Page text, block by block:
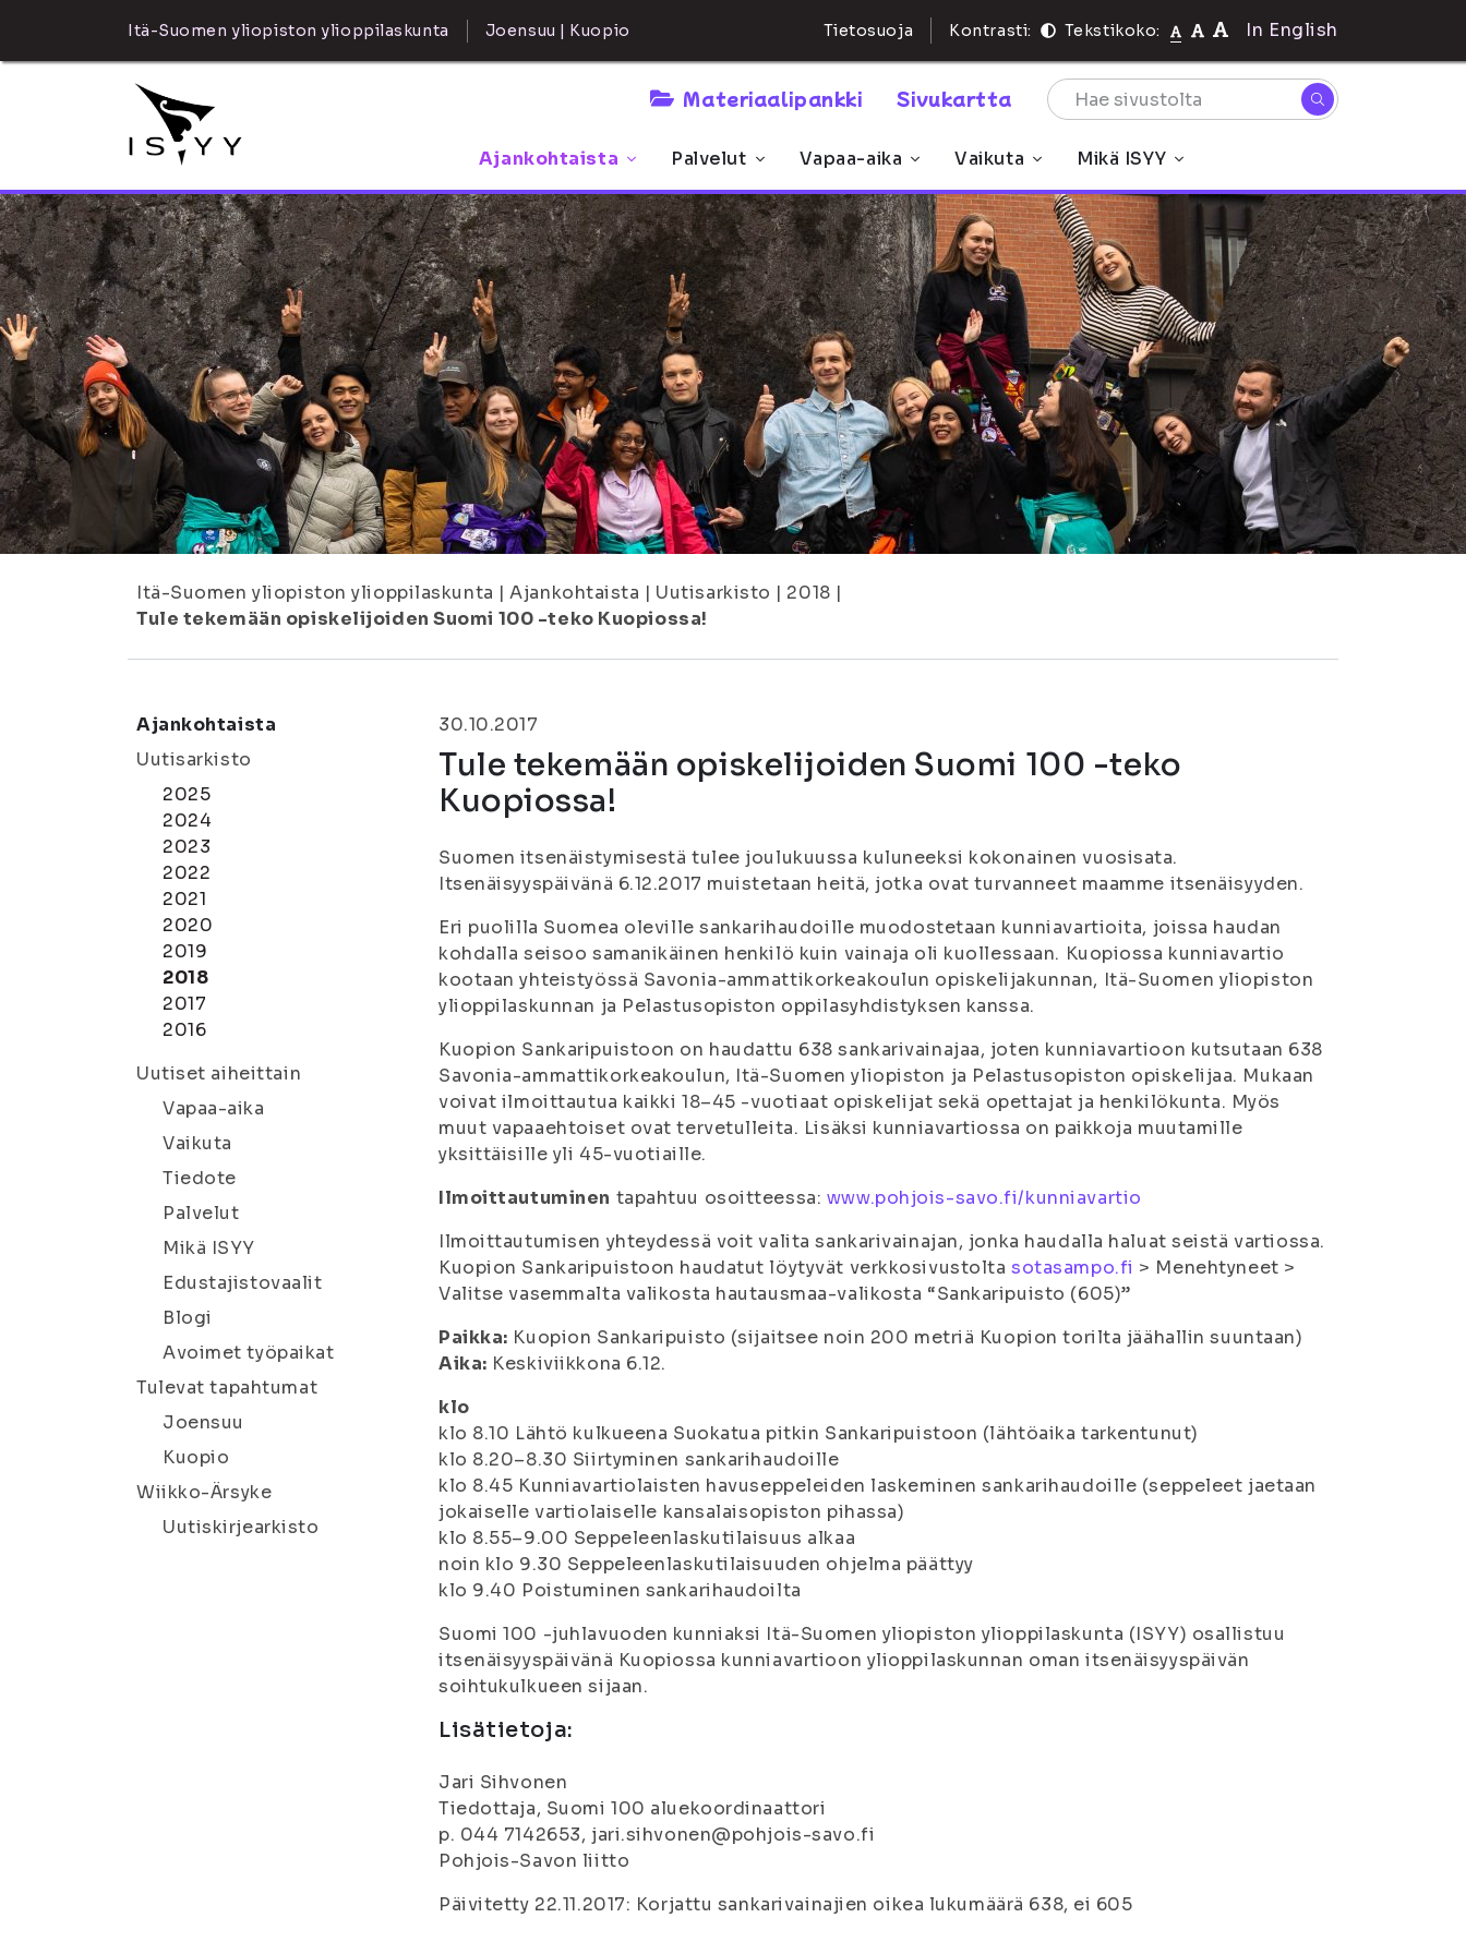
Itä-Suomen yliopiston ylioppilaskunta Joensuu | Kuopio Tietosuoja Kontrasti: Tekstikoko: In English
Materiaalipankki Sivukartta
Ajankohtaista Palvelut Vapaa-aika Vaikuta Mikä ISYY
Itä-Suomen yliopiston ylioppilaskunta | Ajankohtaista | Uutisarkisto | 2018 |
Tule tekemään opiskelijoiden Suomi 100 -teko Kuopiossa!
Ajankohtaista
Uutisarkisto
2025
2024
2023
2022
2021
2020
2019
2018
2017
2016
Uutiset aiheittain
Vapaa-aika
Vaikuta
Tiedote
Palvelut
Mikä ISYY
Edustajistovaalit
Blogi
Avoimet työpaikat
Tulevat tapahtumat
Joensuu
Kuopio
Wiikko-Ärsyke
Uutiskirjearkisto
30.10.2017
Tule tekemään opiskelijoiden Suomi 100 -teko
Kuopiossa!
Suomen itsenäistymisestä tulee joulukuussa kuluneeksi kokonainen vuosisata.
Itsenäisyyspäivänä 6.12.2017 muistetaan heitä, jotka ovat turvanneet maamme itsenäisyyden.
Eri puolilla Suomea oleville sankarihaudoille muodostetaan kunniavartioita, joissa haudan
kohdalla seisoo samanikäinen henkilö kuin vainaja oli kuollessaan. Kuopiossa kunniavartio
kootaan yhteistyössä Savonia-ammattikorkeakoulun opiskelijakunnan, Itä-Suomen yliopiston
ylioppilaskunnan ja Pelastusopiston oppilasyhdistyksen kanssa.
Kuopion Sankaripuistoon on haudattu 638 sankarivainajaa, joten kunniavartioon kutsutaan 638
Savonia-ammattikorkeakoulun, Itä-Suomen yliopiston ja Pelastusopiston opiskelijaa. Mukaan
voivat ilmoittautua kaikki 18–45 -vuotiaat opiskelijat sekä opettajat ja henkilökunta. Myös
muut vapaaehtoiset ovat tervetulleita. Lisäksi kunniavartiossa on paikkoja muutamille
yksittäisille yli 45-vuotiaille.
Ilmoittautuminen tapahtuu osoitteessa: www.pohjois-savo.fi/kunniavartio
Ilmoittautumisen yhteydessä voit valita sankarivainajan, jonka haudalla haluat seistä vartiossa.
Kuopion Sankaripuistoon haudatut löytyvät verkkosivustoltasotasampo.fi > Menehtyneet >
Valitse vasemmalta valikosta hautausmaa-valikosta “Sankaripuisto (605)”
Paikka: Kuopion Sankaripuisto (sijaitsee noin 200 metriä Kuopion torilta jäähallin suuntaan)
Aika: Keskiviikkona 6.12.
klo
klo 8.10 Lähtö kulkueena Suokatua pitkin Sankaripuistoon (lähtöaika tarkentunut)
klo 8.20–8.30 Siirtyminen sankarihaudoille
klo 8.45 Kunniavartiolaisten havuseppeleiden laskeminen sankarihaudoille (seppeleet jaetaan
jokaiselle vartiolaiselle kansalaisopiston pihassa)
klo 8.55–9.00 Seppeleenlaskutilaisuus alkaa
noin klo 9.30 Seppeleenlaskutilaisuuden ohjelma päättyy
klo 9.40 Poistuminen sankarihaudoilta
Suomi 100 -juhlavuoden kunniaksi Itä-Suomen yliopiston ylioppilaskunta (ISYY) osallistuu
itsenäisyyspäivänä Kuopiossa kunniavartioon ylioppilaskunnan oman itsenäisyyspäivän
soihtukulkueen sijaan.
Lisätietoja:
Jari Sihvonen
Tiedottaja, Suomi 100 aluekoordinaattori
p. 044 7142653, jari.sihvonen@pohjois-savo.fi
Pohjois-Savon liitto
Päivitetty 22.11.2017: Korjattu sankarivainajien oikea lukumäärä 638, ei 605